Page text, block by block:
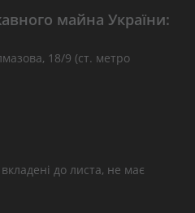
майна України:
18/9 (ст. метро
до листа, не має